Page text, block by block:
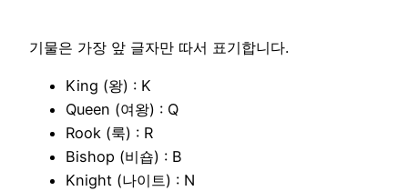
기물은 가장 앞 글자만 따서 표기합니다.
King (왕) : K
Queen (여왕) : Q
Rook (룩) : R
Bishop (비숍) : B
Knight (나이트) : N